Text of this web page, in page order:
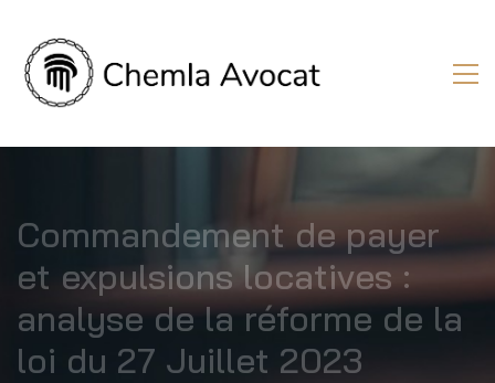
Commandement de payer
et expulsions locatives :
analyse de la réforme de la
loi du 27 Juillet 2023